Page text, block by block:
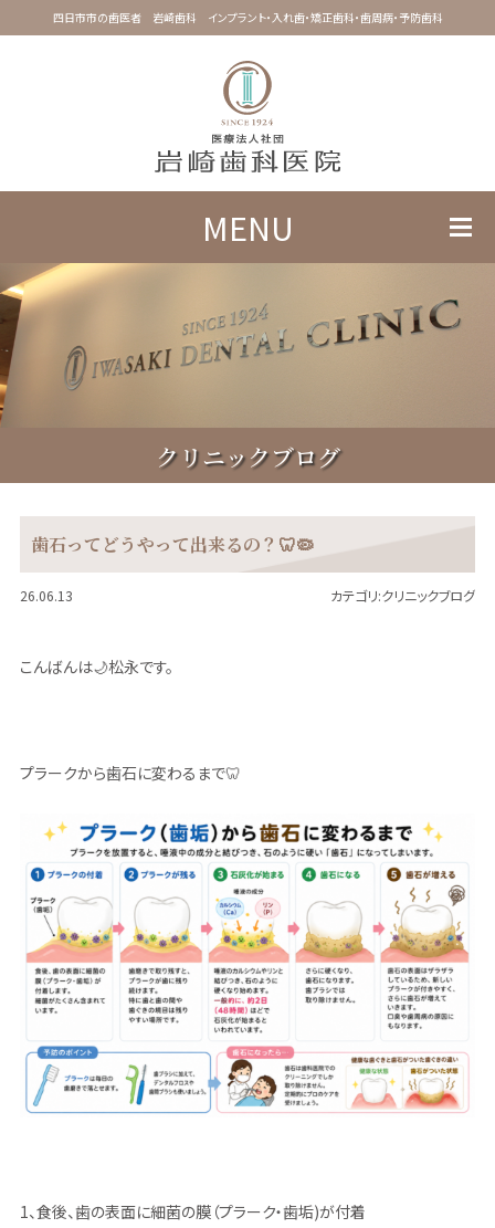
四日市市の歯医者 岩崎歯科 インプラント・入れ歯・矯正歯科・歯周病・予防歯科
MENU
クリニックブログ
歯石ってどうやって出来るの？🦷🦠
26.06.13 カテゴリ:クリニックブログ
こんばんは🌙松永です。
プラークから歯石に変わるまで🦷
1、食後、歯の表面に細菌の膜（プラーク・歯垢)が付着